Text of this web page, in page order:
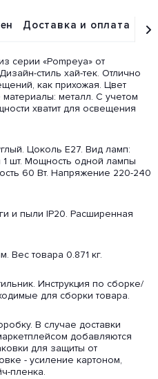
Доставка и оплата
серии «Pompeya» от
стиль хай-тек. Отлично
как прихожая. Цвет
металл. С учетом
хватит для освещения
Цоколь E27. Вид ламп:
1 шт. Мощность одной лампы
60 Вт. Напряжение 220-240
и пыли IP20. Расширенная
Вес товара 0.871 кг.
Инструкция по сборке/
для сборки товара.
В случае доставки
добавляются
для защиты от
- усиление картоном,
пленка.